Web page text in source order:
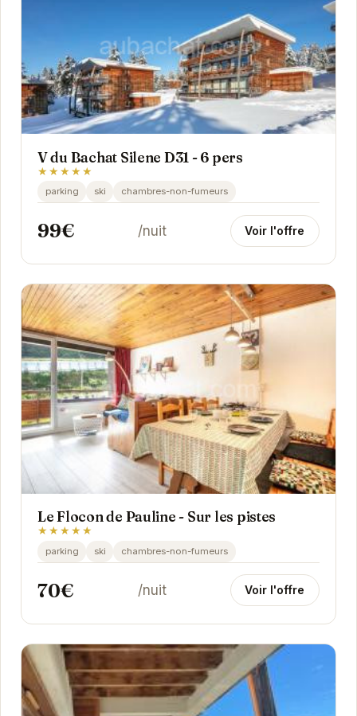
V du Bachat Silene D31 - 6 pers
★★★★★
parking ski chambres-non-fumeurs
99€ /nuit Voir l'offre
Le Flocon de Pauline - Sur les pistes
★★★★★
parking ski chambres-non-fumeurs
70€ /nuit Voir l'offre